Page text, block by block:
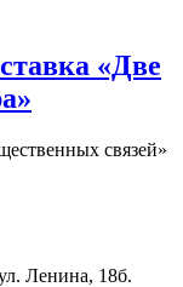
«Две
связей»
Ленина, 18б.